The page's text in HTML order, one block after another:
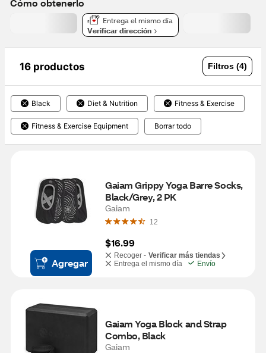
Entrega el mismo día
Verificar dirección
16 productos Filtros (4)
Black Diet & Nutrition Fitness & Exercise
Fitness & Exercise Equipment Borrar todo
Agregar
Gaiam Grippy Yoga Barre Socks,
Black/Grey, 2 PK
Gaiam
12
$16.99
Recoger - Verificar más tiendas
Entrega el mismo día
Envío
Gaiam Yoga Block and Strap
Combo, Black
Gaiam